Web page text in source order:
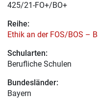
425/21-FO+/BO+
Reihe:
Ethik an der FOS/BOS –
Schularten:
Berufliche Schulen
Bundesländer:
Bayern